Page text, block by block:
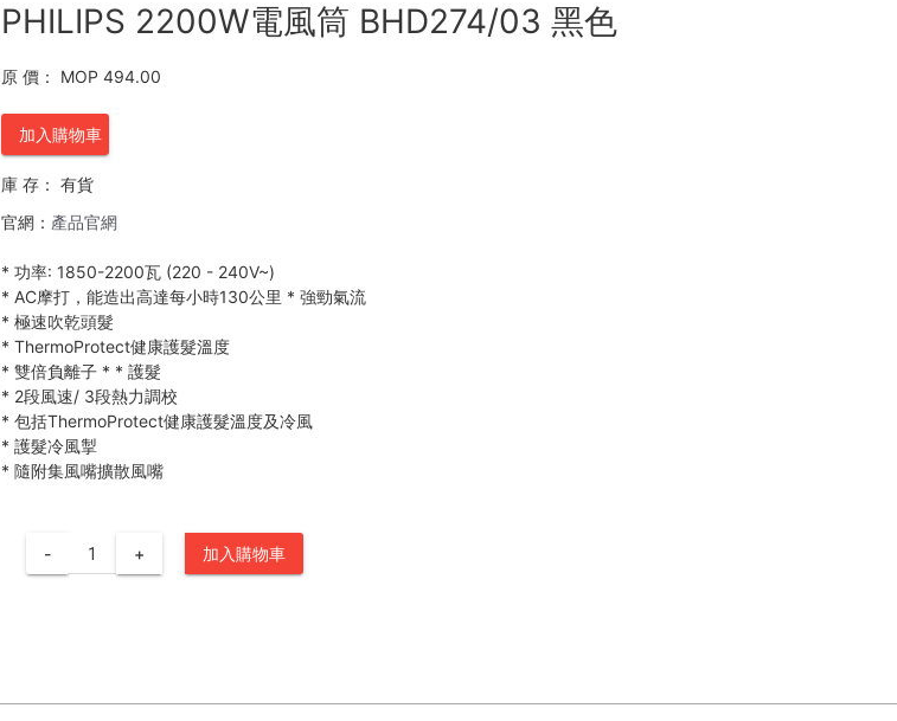
PHILIPS 2200W電風筒 BHD274/03 黑色
原 價： MOP 494.00
加入購物車
庫 存：
有貨
官網： 產品官網
* 功率: 1850-2200瓦 (220 - 240V~)
* AC摩打，能造出高達每小時130公里 * 強勁氣流
* 極速吹乾頭髮
* ThermoProtect健康護髮溫度
* 雙倍負離子 * * 護髮
* 2段風速/ 3段熱力調校
* 包括ThermoProtect健康護髮溫度及冷風
* 護髮冷風掣
* 隨附集風嘴擴散風嘴
- + 加入購物車